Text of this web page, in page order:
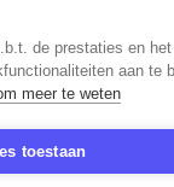
de prestaties en
aan te
meer te weten
toestaan